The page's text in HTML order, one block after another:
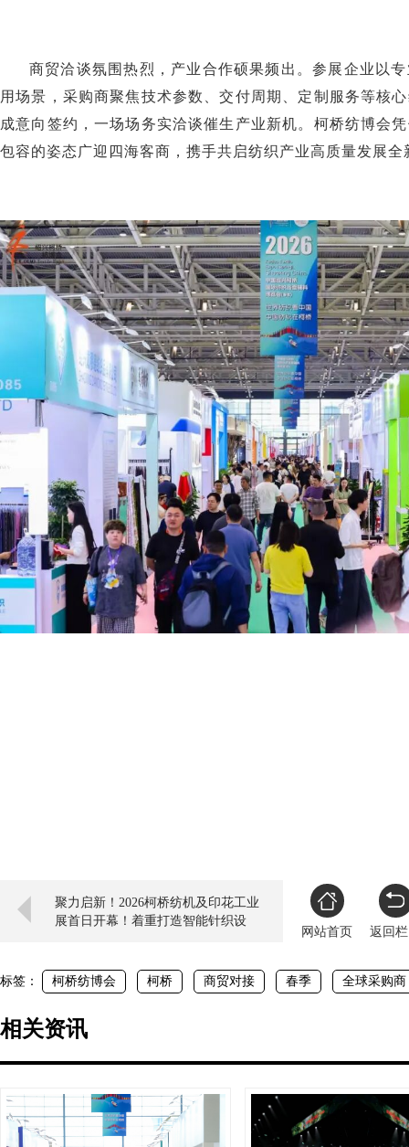
商贸洽谈氛围热烈，产业合作硕果频出。参展企业以
用场景，采购商聚焦技术参数、交付周期、定制服务等核
成意向签约，一场场务实洽谈催生产业新机。柯桥纺博会
包容的姿态广迎四海客商，携手共启纺织产业高质量发展全
聚力启新！2026柯桥纺机及印花工业
展首日开幕！着重打造智能针织设
网站首页 返回
标签： 柯桥纺博会 柯桥 商贸对接 春季 全球采购商
相关资讯